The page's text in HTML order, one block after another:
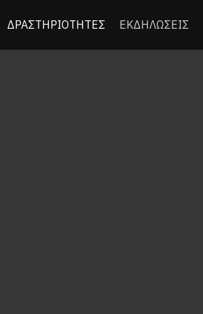
ΔΡΑΣΤΗΡΙΟΤΗΤΕΣ ΕΚΔΗΛΩΣΕΙΣ